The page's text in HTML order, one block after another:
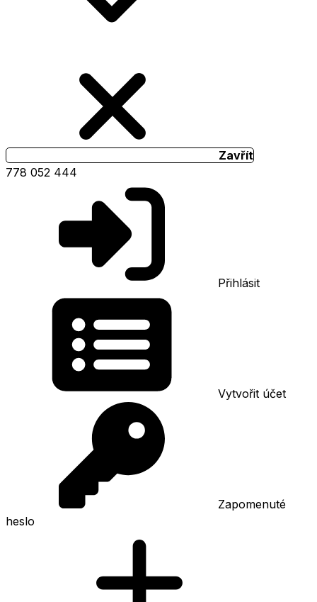
Zavřít
778 052 444
Přihlásit
Vytvořit účet
Zapomenuté
heslo